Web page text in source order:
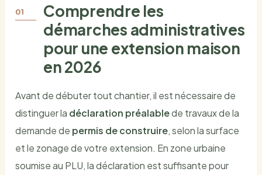
Comprendre les
démarches administratives
pour une extension maison
en 2026
Avant de débuter tout chantier, il est nécessaire de
distinguer la déclaration préalablede travaux de la
demande de permis de construire, selon la surface
et le zonage de votre extension. En zone urbaine
soumise au PLU, la déclaration est suffisante pour